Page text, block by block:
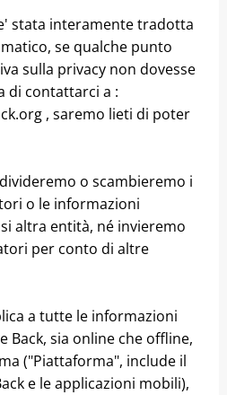
stata interamente tradotta
se qualche punto
sulla privacy non dovesse
di contattarci a :
, saremo lieti di poter
o scambieremo i
o le informazioni
altra entità, né invieremo
per conto di altre
a tutte le informazioni
Back, sia online che offline,
("Piattaforma", include il
e le applicazioni mobili),